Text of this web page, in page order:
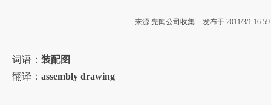
来源 先闻公司收集 发布于 2011/3/1
词语： 装配图
翻译： assembly drawing